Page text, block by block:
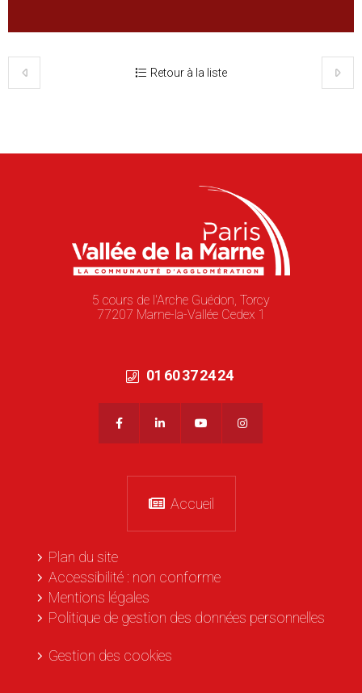
Retour à la liste
5 cours de l'Arche Guédon, Torcy
77207 Marne-la-Vallée Cedex 1
01 60 37 24 24
Accueil
Plan du site
Accessibilité : non conforme
Mentions légales
Politique de gestion des données personnelles
Gestion des cookies